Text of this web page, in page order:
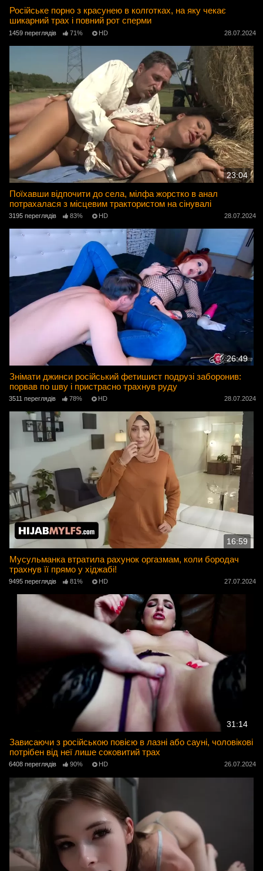
Російське порно з красунею в колготках, на яку чекає
шикарний трах і повний рот сперми
1459 переглядів 71% HD 28.07.2024
23:04
Поїхавши відпочити до села, мілфа жорстко в анал
потрахалася з місцевим трактористом на сінувалі
3195 переглядів 83% HD 28.07.2024
26:49
Знімати джинси російський фетишист подрузі заборонив:
порвав по шву і пристрасно трахнув руду
3511 переглядів 78% HD 28.07.2024
16:59
Мусульманка втратила рахунок оргазмам, коли бородач
трахнув її прямо у хіджабі!
9495 переглядів 81% HD 27.07.2024
31:14
Зависаючи з російською повією в лазні або сауні, чоловікові
потрібен від неї лише соковитий трах
6408 переглядів 90% HD 26.07.2024